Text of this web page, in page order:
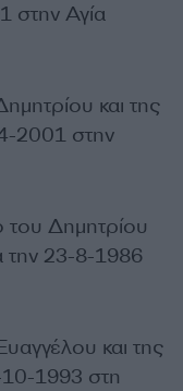
στην Αγία
και της
2001 στην
Δημητρίου
την 23-8-1986
και της
1993 στη